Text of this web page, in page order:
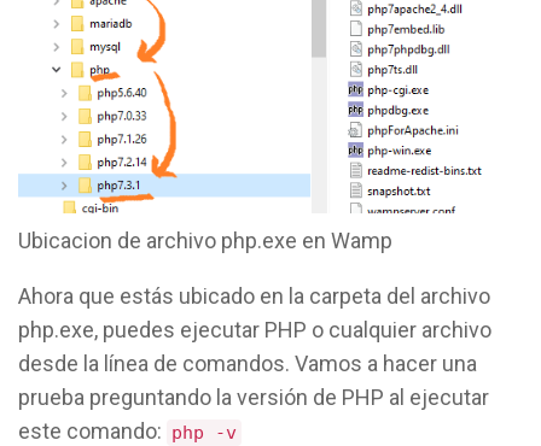
Ubicacion de archivo php.exe en Wamp
Ahora que estás ubicado en la carpeta del archivo
php.exe, puedes ejecutar PHP o cualquier archivo
desde la línea de comandos. Vamos a hacer una
prueba preguntando la versión de PHP al ejecutar
este comando: php -v